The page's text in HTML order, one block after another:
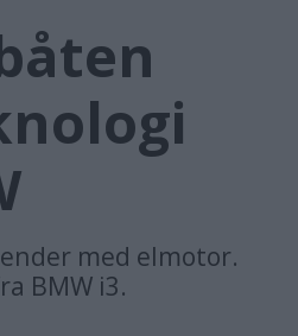
med elmotor.
BMW i3.